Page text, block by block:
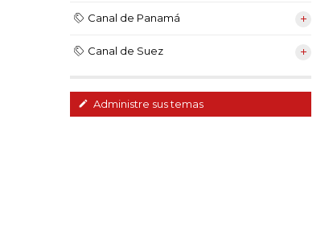
Canal de Panamá
Canal de Suez
Administre sus temas